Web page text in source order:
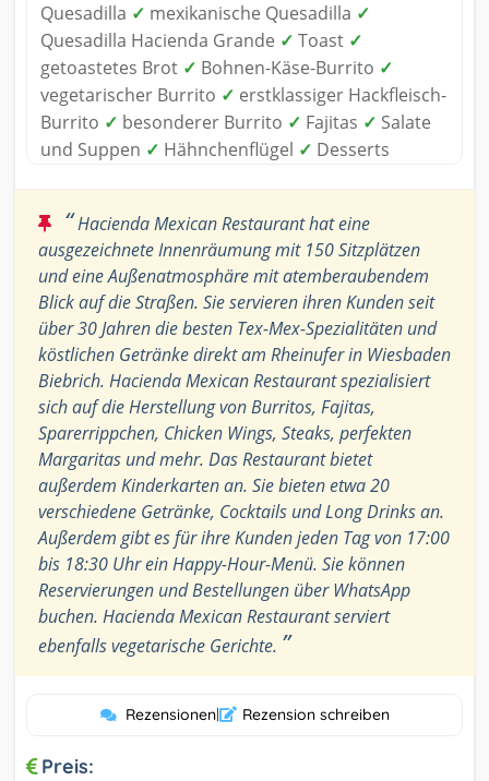
Quesadilla ✓ mexikanische Quesadilla ✓
Quesadilla Hacienda Grande ✓ Toast ✓
getoastetes Brot ✓ Bohnen-Käse-Burrito ✓
vegetarischer Burrito ✓ erstklassiger Hackfleisch-
Burrito ✓ besonderer Burrito ✓ Fajitas ✓ Salate
und Suppen ✓ Hähnchenflügel ✓ Desserts
“Hacienda Mexican Restaurant hat eine
ausgezeichnete Innenräumung mit 150 Sitzplätzen
und eine Außenatmosphäre mit atemberaubendem
Blick auf die Straßen. Sie servieren ihren Kunden seit
über 30 Jahren die besten Tex-Mex-Spezialitäten und
köstlichen Getränke direkt am Rheinufer in Wiesbaden
Biebrich. Hacienda Mexican Restaurant spezialisiert
sich auf die Herstellung von Burritos, Fajitas,
Sparerrippchen, Chicken Wings, Steaks, perfekten
Margaritas und mehr. Das Restaurant bietet
außerdem Kinderkarten an. Sie bieten etwa 20
verschiedene Getränke, Cocktails und Long Drinks an.
Außerdem gibt es für ihre Kunden jeden Tag von 17:00
bis 18:30 Uhr ein Happy-Hour-Menü. Sie können
Reservierungen und Bestellungen über WhatsApp
buchen. Hacienda Mexican Restaurant serviert
ebenfalls vegetarische Gerichte. ”
Rezensionen| Rezension schreiben
Preis: